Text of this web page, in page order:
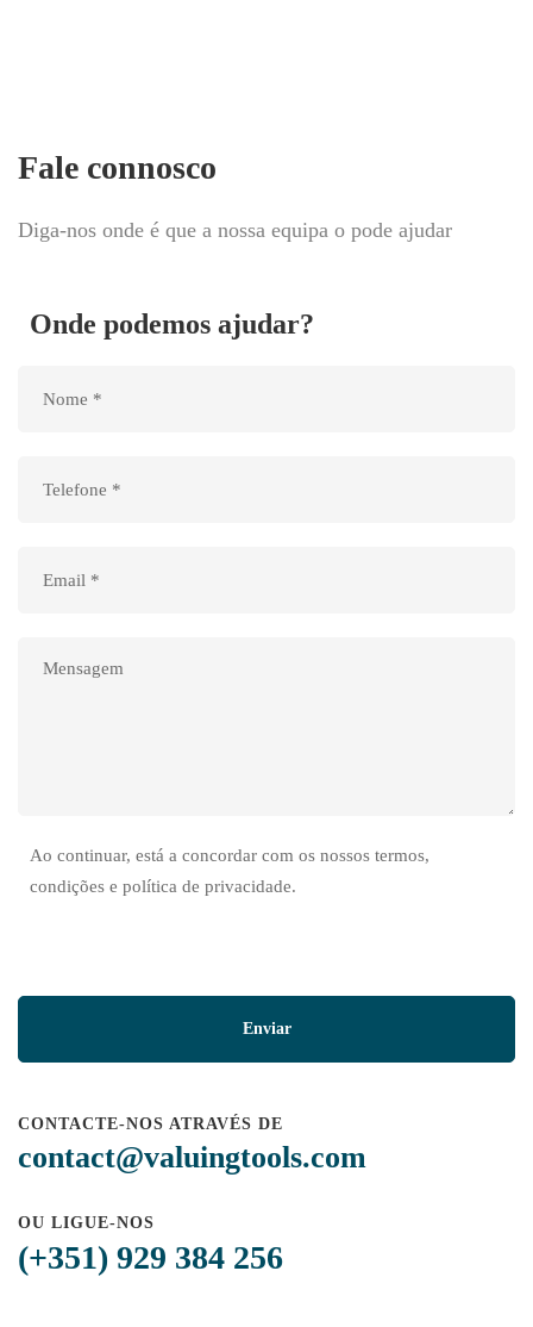
Fale connosco
Diga-nos onde é que a nossa equipa o pode ajudar
Onde podemos ajudar?
Ao continuar, está a concordar com os nossos termos,
condições e política de privacidade.
CONTACTE-NOS ATRAVÉS DE
contact@valuingtools.com
OU LIGUE-NOS
(+351) 929 384 256